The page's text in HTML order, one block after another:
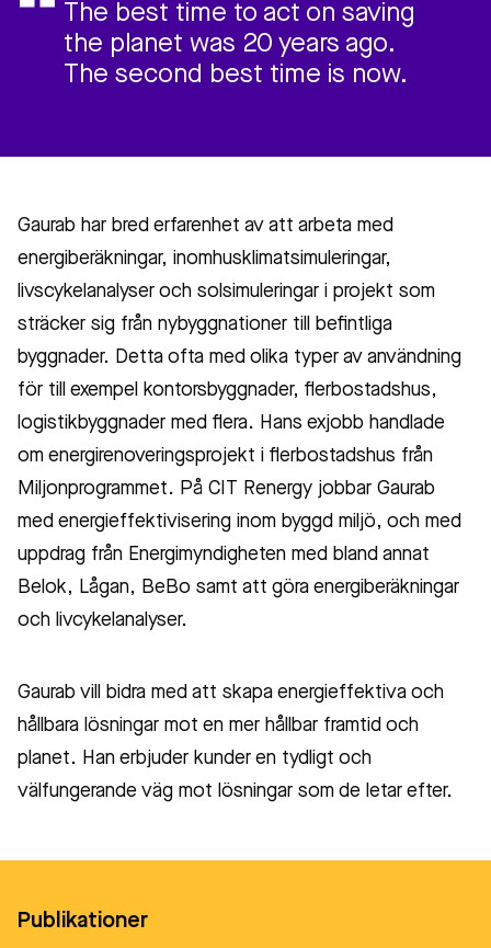
The best time to act on saving
the planet was 20 years ago.
The second best time is now.
Gaurab har bred erfarenhet av att arbeta med
energiberäkningar, inomhusklimatsimuleringar,
livscykelanalyser och solsimuleringar i projekt som
sträcker sig från nybyggnationer till befintliga
byggnader. Detta ofta med olika typer av användning
för till exempel kontorsbyggnader, flerbostadshus,
logistikbyggnader med flera. Hans exjobb handlade
om energirenoveringsprojekt i flerbostadshus från
Miljonprogrammet. På CIT Renergy jobbar Gaurab
med energieffektivisering inom byggd miljö, och med
uppdrag från Energimyndigheten med bland annat
Belok, Lågan, BeBo samt att göra energiberäkningar
och livcykelanalyser.
Gaurab vill bidra med att skapa energieffektiva och
hållbara lösningar mot en mer hållbar framtid och
planet. Han erbjuder kunder en tydligt och
välfungerande väg mot lösningar som de letar efter.
Publikationer